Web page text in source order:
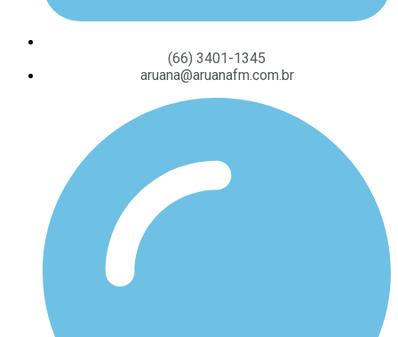
(66) 3401-1345
aruana@aruanafm.com.br